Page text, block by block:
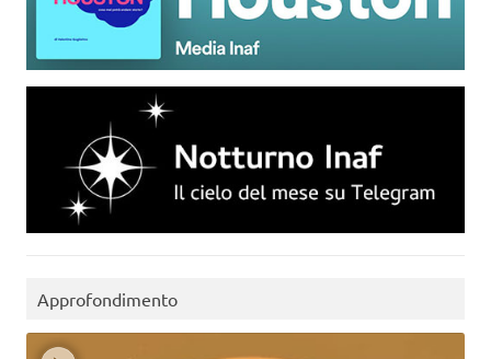
Approfondimento